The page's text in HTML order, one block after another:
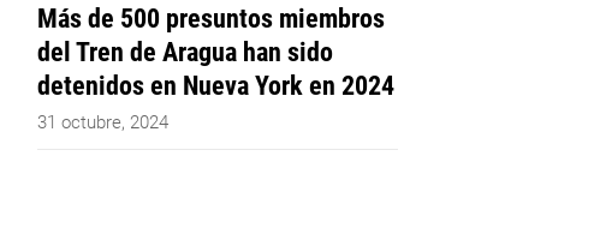
Más de 500 presuntos miembros
del Tren de Aragua han sido
detenidos en Nueva York en 2024
31 octubre, 2024